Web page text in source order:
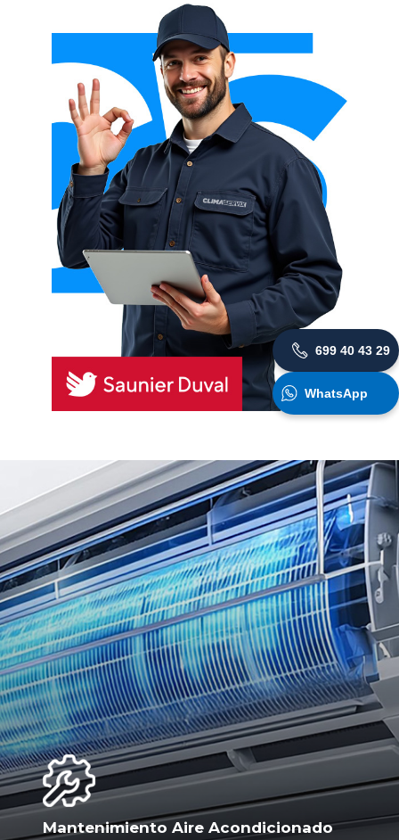
Mantenimiento Aire Acondicionado
699 40 43 29
WhatsApp